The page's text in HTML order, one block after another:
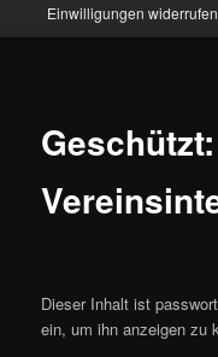
Einwilligungen widerrufen
Dieser Inhalt ist
ein, um ihn anzeigen zu